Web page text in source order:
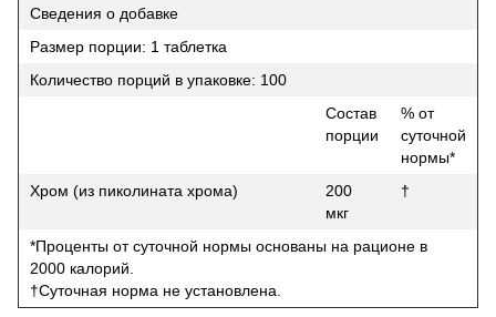
Сведения о добавке
Размер порции: 1 таблетка
Количество порций в упаковке: 100
Состав
порции
% от
суточной
нормы*
Хром (из пиколината хрома)
200
мкг
†
*Проценты от суточной нормы основаны на рационе в
2000 калорий.
†Суточная норма не установлена.